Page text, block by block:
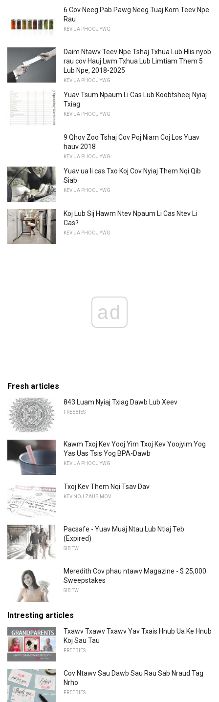
6 Cov Neeg Pab Pawg Neeg Tuaj Kom Teev Npe
Rau
KEV UA PHOOJ YWG
Daim Ntawv Teev Npe Tshaj Txhua Lub Hlis nyob
rau cov Hauj Lwm Txhua Lub Limtiam Them 5
Lub Npe, 2018-2025
KEV UA PHOOJ YWG
Yuav Tsum Npaum Li Cas Lub Koobtsheej Nyiaj
Txiag
KEV UA PHOOJ YWG
9 Qhov Zoo Tshaj Cov Poj Niam Coj Los Yuav
hauv 2018
KEV UA PHOOJ YWG
Yuav ua li cas Txo Koj Cov Nyiaj Them Nqi Qib
Siab
KEV UA PHOOJ YWG
Koj Lub Sij Hawm Ntev Npaum Li Cas Ntev Li
Cas?
KEV UA PHOOJ YWG
ad
Fresh articles
843 Luam Nyiaj Txiag Dawb Lub Xeev
FREEBIES
Kawm Txoj Kev Yooj Yim Txoj Kev Yoojyim Yog
Yas Uas Tsis Yog BPA-Dawb
KEV UA PHOOJ YWG
Txoj Kev Them Nqi Tsav Dav
KEV NOJ ZAUB MOV
Pacsafe - Yuav Muaj Ntau Lub Ntiaj Teb
(Expired)
SIB TW
Meredith Cov phau ntawv Magazine - $ 25,000
Sweepstakes
SIB TW
Intresting articles
Txawv Txawv Txawv Yav Txais Hnub Ua Ke Hnub
Koj Sau Tau
FREEBIES
Cov Ntawv Sau Dawb Sau Rau Sab Nraud Tag
Nrho
FREEBIES